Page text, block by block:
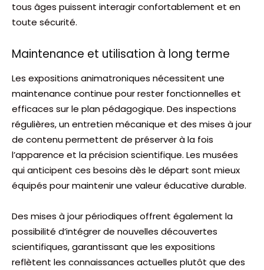
tous âges puissent interagir confortablement et en
toute sécurité.
Maintenance et utilisation à long terme
Les expositions animatroniques nécessitent une
maintenance continue pour rester fonctionnelles et
efficaces sur le plan pédagogique. Des inspections
régulières, un entretien mécanique et des mises à jour
de contenu permettent de préserver à la fois
l’apparence et la précision scientifique. Les musées
qui anticipent ces besoins dès le départ sont mieux
équipés pour maintenir une valeur éducative durable.
Des mises à jour périodiques offrent également la
possibilité d’intégrer de nouvelles découvertes
scientifiques, garantissant que les expositions
reflètent les connaissances actuelles plutôt que des